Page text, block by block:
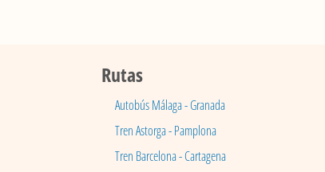
Rutas
Autobús Málaga - Granada
Tren Astorga - Pamplona
Tren Barcelona - Cartagena